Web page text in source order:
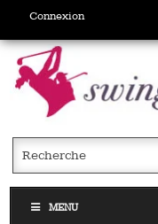
Connexion
MENU